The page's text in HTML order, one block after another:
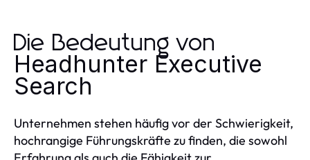
Die Bedeutung von
Headhunter Executive
Search
Unternehmen stehen häufig vor der Schwierigkeit,
hochrangige Führungskräfte zu finden, die sowohl